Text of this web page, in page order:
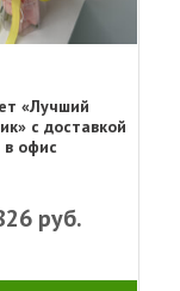
«Лучший
с доставкой
в офис
руб.